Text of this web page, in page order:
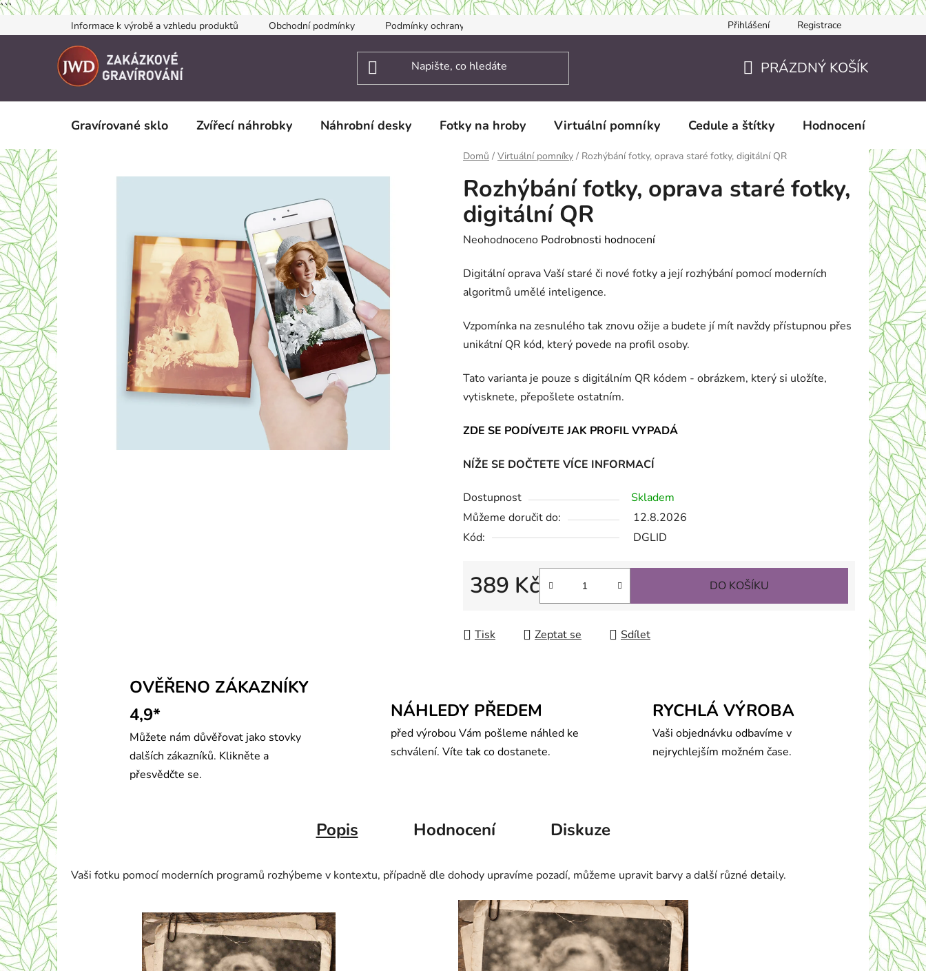
```
na
Informace k výrobě a vzhledu produktů Obchodní podmínky Podmínky ochrany osobních údajů JAK TO DĚLÁME? Doručení a zaslání
Přihlášení Registrace
KOŠÍK
PRÁZDNÝ KOŠÍK
Gravírované sklo Zvířecí náhrobky Náhrobní desky Fotky na hroby Virtuální pomníky Cedule a štítky Hodnocení obchodu
Domů / Virtuální pomníky / Rozhýbání fotky, oprava staré fotky, digitální QR
Rozhýbání fotky, oprava staré fotky,
digitální QR
Průměrné
produktu
je
z
5
Neohodnoceno Podrobnosti hodnocení
Digitální oprava Vaší staré či nové fotky a její rozhýbání pomocí moderních
algoritmů umělé inteligence.
Vzpomínka na zesnulého tak znovu ožije a budete jí mít navždy přístupnou přes
unikátní QR kód, který povede na profil osoby.
Tato varianta je pouze s digitálním QR kódem - obrázkem, který si uložíte,
vytisknete, přepošlete ostatním.
ZDE SE PODÍVEJTE JAK PROFIL VYPADÁ
NÍŽE SE DOČTETE VÍCE INFORMACÍ
Dostupnost
Skladem
Můžeme doručit do:
12.8.2026
Kód:
DGLID
389 Kč DO KOŠÍKU
Tisk Zeptat se Sdílet
OVĚŘENO ZÁKAZNÍKY
4,9*
Můžete nám důvěřovat jako stovky
dalších zákazníků. Klikněte a
přesvědčte se.
NÁHLEDY PŘEDEM
před výrobou Vám pošleme náhled ke
schválení. Víte tak co dostanete.
RYCHLÁ VÝROBA
Vaši objednávku odbavíme v
nejrychlejším možném čase.
Popis Hodnocení Diskuze
Vaši fotku pomocí moderních programů rozhýbeme v kontextu, případně dle dohody upravíme pozadí, můžeme upravit barvy a další různé detaily.